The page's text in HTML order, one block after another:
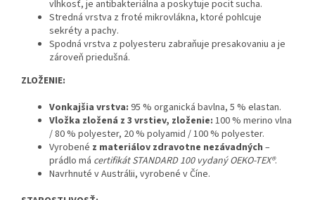
vlhkosť, je antibakteriálna a poskytuje pocit sucha.
Stredná vrstva z froté mikrovlákna, ktoré pohlcuje
sekréty a pachy.
Spodná vrstva z polyesteru zabraňuje presakovaniu a je
zároveň priedušná.
ZLOŽENIE:
Vonkajšia vrstva: 95 % organická bavlna, 5 % elastan.
Vložka zložená z 3 vrstiev, zloženie: 100 % merino vlna
/ 80 % polyester, 20 % polyamid / 100 % polyester.
Vyrobené z materiálov zdravotne nezávadných –
prádlo má certifikát STANDARD 100 vydaný OEKO-TEX®.
Navrhnuté v Austrálii, vyrobené v Číne.